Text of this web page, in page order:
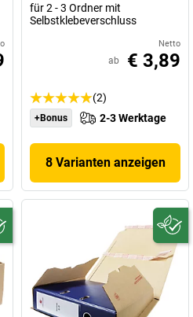
für 2 - 3 Ordner mit
Selbstklebeverschluss
Netto
ab € 3,89
(2)
+Bonus 2-3 Werktage
8 Varianten anzeigen